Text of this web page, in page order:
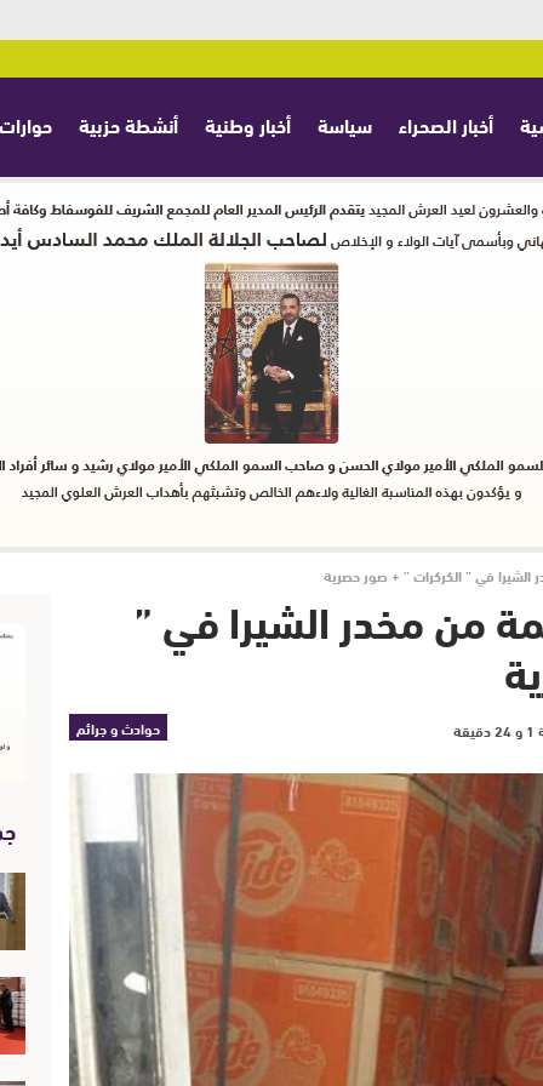
أخبار الصحراء سياسة أخبار وطنية أنشطة حزبية
في ” الكركرات ” + صور حصرية
من مخدر الشيرا في ”
حوادث و جرائم